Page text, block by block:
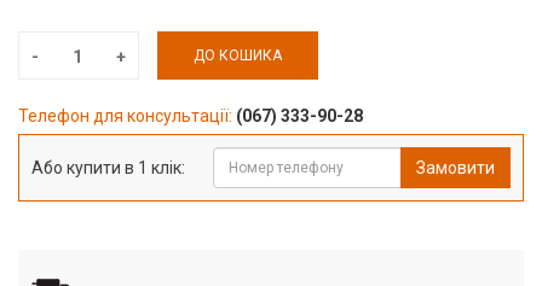
ДО КОШИКА
Телефон для консультації: (067) 333-90-28
Або купити в 1 клік: Замовити